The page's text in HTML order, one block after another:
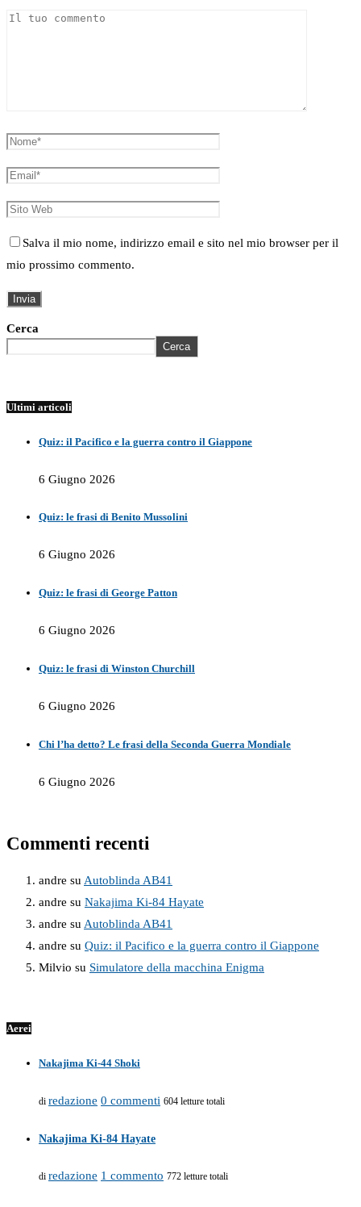
Salva il mio nome, indirizzo email e sito nel mio browser per il
mio prossimo commento.
Cerca
Cerca
Ultimi articoli
Quiz: il Pacifico e la guerra contro il Giappone
6 Giugno 2026
Quiz: le frasi di Benito Mussolini
6 Giugno 2026
Quiz: le frasi di George Patton
6 Giugno 2026
Quiz: le frasi di Winston Churchill
6 Giugno 2026
Chi l’ha detto? Le frasi della Seconda Guerra Mondiale
6 Giugno 2026
Commenti recenti
andre su Autoblinda AB41
andre su Nakajima Ki-84 Hayate
andre su Autoblinda AB41
andre su Quiz: il Pacifico e la guerra contro il Giappone
Milvio su Simulatore della macchina Enigma
Aerei
Nakajima Ki-44 Shoki
di redazione 0 commenti 604 letture totali
Nakajima Ki-84 Hayate
di redazione 1 commento 772 letture totali